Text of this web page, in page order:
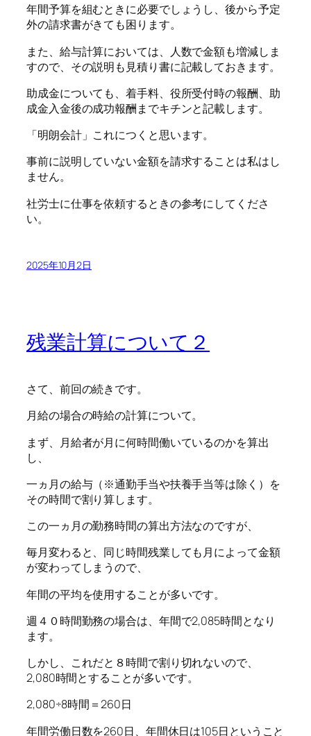
年間予算を組むときに必要でしょうし、後から予定
外の請求書がきても困ります。
また、給与計算においては、人数で金額も増減しま
すので、その説明も見積り書に記載しておきます。
助成金についても、着手料、役所受付時の報酬、助
成金入金後の成功報酬までキチンと記載します。
「明朗会計」これにつくと思います。
事前に説明していない金額を請求することは私はし
ません。
社労士に仕事を依頼するときの参考にしてくださ
い。
2025年10月2日
残業計算について２
さて、前回の続きです。
月給の場合の時給の計算について。
まず、月給者が月に何時間働いているのかを算出
し、
一ヵ月の給与（※通勤手当や扶養手当等は除く）を
その時間で割り算します。
この一ヵ月の勤務時間の算出方法なのですが、
毎月変わると、同じ時間残業しても月によって金額
が変わってしまうので、
年間の平均を使用することが多いです。
週４０時間勤務の場合は、年間で2,085時間となり
ます。
しかし、これだと８時間で割り切れないので、
2,080時間とすることが多いです。
2,080÷8時間＝260日
年間労働日数を260日、年間休日は105日ということ